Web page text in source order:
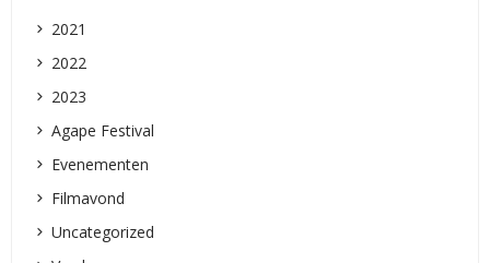
2021
2022
2023
Agape Festival
Evenementen
Filmavond
Uncategorized